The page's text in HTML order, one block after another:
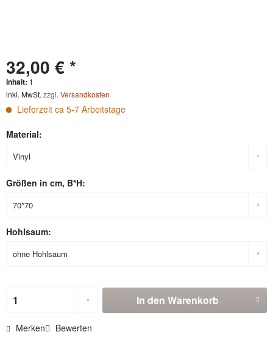
32,00 € *
Inhalt: 1
inkl. MwSt. zzgl. Versandkosten
Lieferzeit ca 5-7 Arbeitstage
Material:
Größen in cm, B*H:
Hohlsaum:
In den Warenkorb
Merken Bewerten